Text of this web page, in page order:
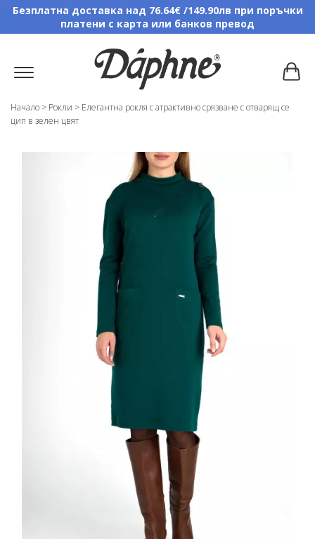
Безплатна доставка над 76.64€ /149.90лв при поръчки
платени с карта или банков превод
Начало > Рокли > Елегантна рокля с атрактивно срязване с отварящ се
цип в зелен цвят